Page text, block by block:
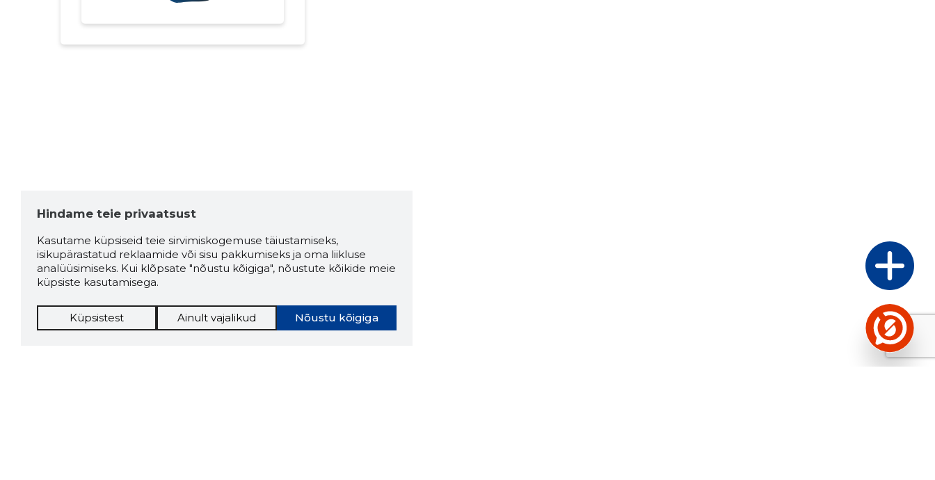
Hindame teie privaatsust
Kasutame küpsiseid teie sirvimiskogemuse täiustamiseks,
isikupärastatud reklaamide või sisu pakkumiseks ja oma liikluse
analüüsimiseks. Kui klõpsate "nõustu kõigiga", nõustute kõikide meie
küpsiste kasutamisega.
Nõustu kõigiga
Küpsistest Ainult vajalikud